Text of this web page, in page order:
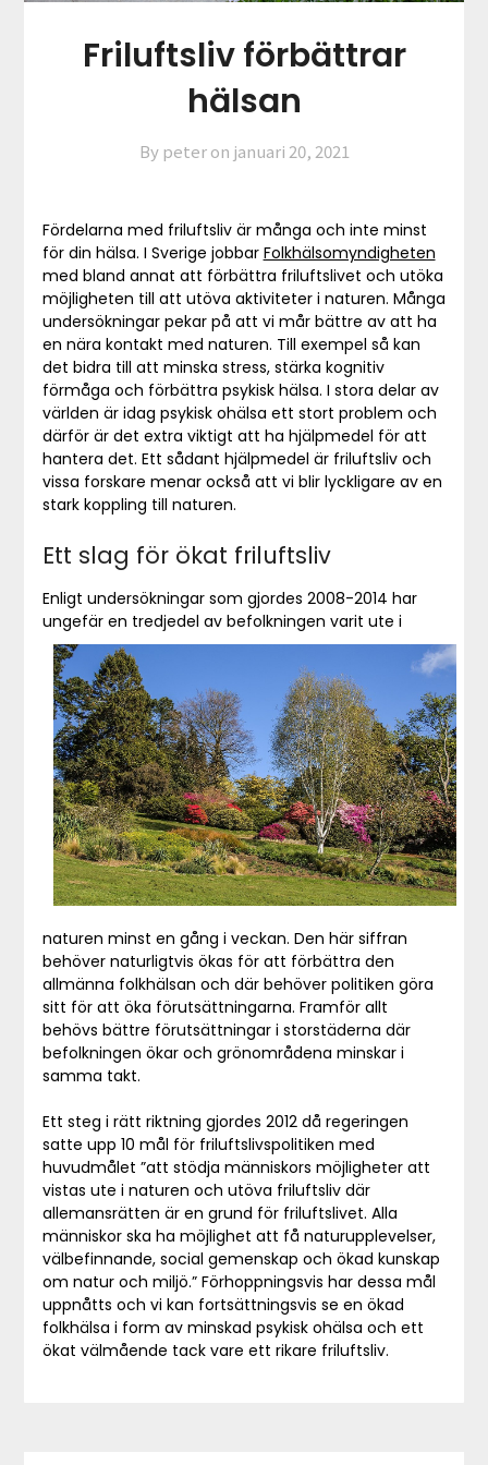
Friluftsliv förbättrar
hälsan
By peter on januari 20, 2021
Fördelarna med friluftsliv är många och inte minst
för din hälsa. I Sverige jobbar Folkhälsomyndigheten
med bland annat att förbättra friluftslivet och utöka
möjligheten till att utöva aktiviteter i naturen. Många
undersökningar pekar på att vi mår bättre av att ha
en nära kontakt med naturen. Till exempel så kan
det bidra till att minska stress, stärka kognitiv
förmåga och förbättra psykisk hälsa. I stora delar av
världen är idag psykisk ohälsa ett stort problem och
därför är det extra viktigt att ha hjälpmedel för att
hantera det. Ett sådant hjälpmedel är friluftsliv och
vissa forskare menar också att vi blir lyckligare av en
stark koppling till naturen.
Ett slag för ökat friluftsliv
Enligt undersökningar som gjordes 2008-2014 har
ungefär en tredjedel av befolkningen varit ute i
naturen minst en gång i veckan. Den här siffran
behöver naturligtvis ökas för att förbättra den
allmänna folkhälsan och där behöver politiken göra
sitt för att öka förutsättningarna. Framför allt
behövs bättre förutsättningar i storstäderna där
befolkningen ökar och grönområdena minskar i
samma takt.
Ett steg i rätt riktning gjordes 2012 då regeringen
satte upp 10 mål för friluftslivspolitiken med
huvudmålet ”att stödja människors möjligheter att
vistas ute i naturen och utöva friluftsliv där
allemansrätten är en grund för friluftslivet. Alla
människor ska ha möjlighet att få naturupplevelser,
välbefinnande, social gemenskap och ökad kunskap
om natur och miljö.” Förhoppningsvis har dessa mål
uppnåtts och vi kan fortsättningsvis se en ökad
folkhälsa i form av minskad psykisk ohälsa och ett
ökat välmående tack vare ett rikare friluftsliv.